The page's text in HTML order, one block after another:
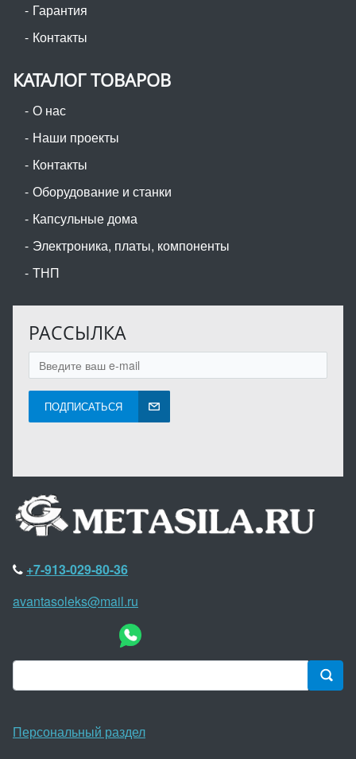
Гарантия
Контакты
КАТАЛОГ ТОВАРОВ
О нас
Наши проекты
Контакты
Оборудование и станки
Капсульные дома
Электроника, платы, компоненты
ТНП
РАССЫЛКА
ПОДПИСАТЬСЯ
+7-913-029-80-36
avantasoleks@mail.ru
Персональный раздел